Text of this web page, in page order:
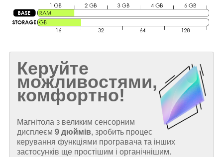
Керуйте
можливостями,
комфортно!
Магнітола з великим сенсорним
дисплеєм 9 дюймів, зробить процес
керування функціями програвача та інших
застосунків ще простішим і органічнішим.